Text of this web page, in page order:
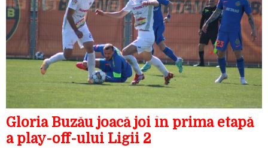
Gloria Buzău joacă joi în prima etapă
a play-off-ului Ligii 2